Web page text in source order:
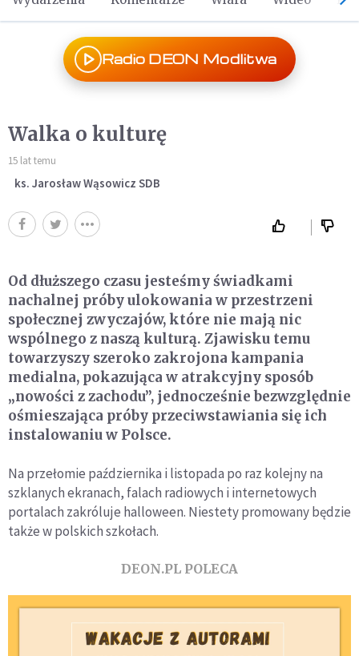
Radio DEON Modlitwa
Walka o kulturę
15 lat temu
ks. Jarosław Wąsowicz SDB
Od dłuższego czasu jesteśmy świadkami
nachalnej próby ulokowania w przestrzeni
społecznej zwyczajów, które nie mają nic
wspólnego z naszą kulturą. Zjawisku temu
towarzyszy szeroko zakrojona kampania
medialna, pokazująca w atrakcyjny sposób
„nowości z zachodu”, jednocześnie bezwzględnie
ośmieszająca próby przeciwstawiania się ich
instalowaniu w Polsce.
Na przełomie października i listopada po raz kolejny na
szklanych ekranach, falach radiowych i internetowych
portalach zakróluje halloween. Niestety promowany będzie
także w polskich szkołach.
DEON.PL POLECA